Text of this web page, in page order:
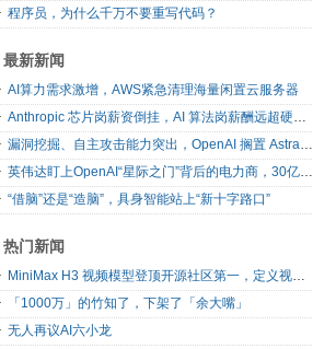
程序员，为什么千万不要重写代码？
最新新闻
AI算力需求激增，AWS紧急清理海量闲置云服务器
Anthropic 芯片岗薪资倒挂，AI 算法岗薪酬远超硬件工程师
漏洞挖掘、自主攻击能力突出，OpenAI 搁置 Astra 模型发布
英伟达盯上OpenAI“星际之门”背后的电力商，30亿美元直接入股
“借脑”还是“造脑”，具身智能站上“新十字路口”
热门新闻
MiniMax H3 视频模型登顶开源社区第一，定义视频模型领域“斩杀线”
「1000万」的竹知了，下架了「余大嘴」
无人再议AI六小龙